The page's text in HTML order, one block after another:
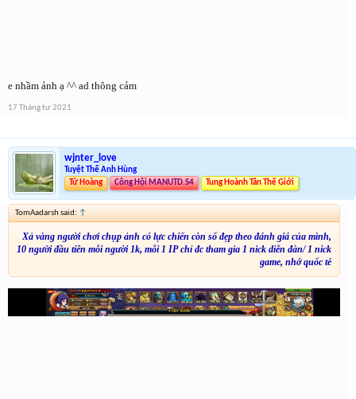
e nhầm ảnh ạ ^^ ad thông cảm
17 Tháng tư 2021
wjnter_love
Tuyệt Thế Anh Hùng
Tứ Hoàng
Công Hội MANUTD.S4 Tung Hoành Tân Thế Giới
TomAadarsh said: ↑
Xả vàng người chơi chụp ảnh có lực chiến còn số đẹp theo đánh giá của mình,
10 người đầu tiên mỗi người 1k, mỗi 1 IP chỉ đc tham gia 1 nick diễn đàn/ 1 nick
game, nhớ quốc tế